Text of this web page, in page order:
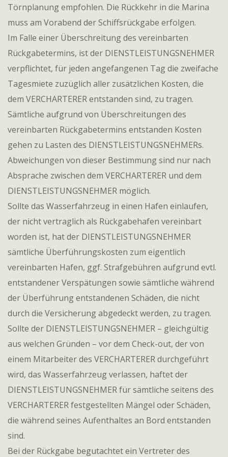
Törnplanung empfohlen. Die Rückkehr in die Marina
muss am Vorabend der Schiffsrückgabe erfolgen.
Im Falle einer Überschreitung des vereinbarten
Rückgabetermins, ist der DIENSTLEISTUNGSNEHMER
verpflichtet, für jeden angefangenen Tag die zweifache
Tagesmiete zuzüglich aller zusätzlichen Kosten, die
dem VERCHARTERER entstanden sind, zu tragen.
Sämtliche aufgrund von Überschreitungen des
vereinbarten Rückgabetermins entstanden Kosten
gehen zu Lasten des DIENSTLEISTUNGSNEHMERs.
Abweichungen von dieser Bestimmung sind nur nach
Absprache zwischen dem VERCHARTERER und dem
DIENSTLEISTUNGSNEHMER möglich.
Sollte das Wasserfahrzeug in einen Hafen einlaufen,
der nicht vertraglich als Rückgabehafen vereinbart
worden ist, hat der DIENSTLEISTUNGSNEHMER
sämtliche Überführungskosten zum eigentlich
vereinbarten Hafen, ggf. Strafgebühren aufgrund evtl.
entstandener Verspätungen sowie sämtliche während
der Überführung entstandenen Schäden, die nicht
durch die Versicherung abgedeckt werden, zu tragen.
Sollte der DIENSTLEISTUNGSNEHMER – gleichgültig
aus welchen Gründen – vor dem Check-out, der von
einem Mitarbeiter des VERCHARTERER durchgeführt
wird, das Wasserfahrzeug verlassen, haftet der
DIENSTLEISTUNGSNEHMER für sämtliche seitens des
VERCHARTERER festgestellten Mängel oder Schäden,
die während seines Aufenthaltes an Bord entstanden
sind.
Bei der Rückgabe begutachtet ein Vertreter des